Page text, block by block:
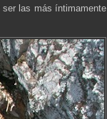
ser las más íntimamente